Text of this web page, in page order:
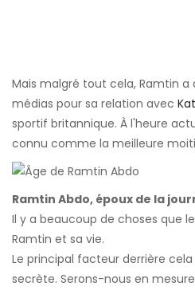
Mais malgré tout cela, Ramtin
médias pour sa relation avec
sportif britannique. À l'heure
connu comme la meilleure
Ramtin Abdo, époux de la
Il y a beaucoup de choses que
Ramtin et sa vie.
Le principal facteur derrière
secrète. Serons-nous en